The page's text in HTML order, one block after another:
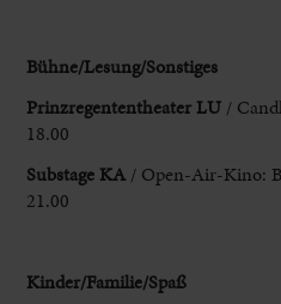
Bühne/Lesung/Sonstiges
Prinzregententheater LU /
18.00
Substage KA / Open-Air-Kino:
21.00
Kinder/Familie/Spaß